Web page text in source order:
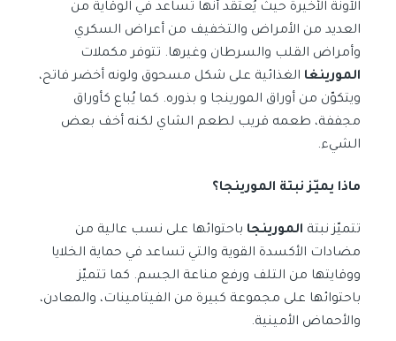
الآونة الأخيرة حيث يُعتَقَد أنها تساعد في الوقاية من
العديد من الأمراض والتخفيف من أعراض السكري
وأمراض القلب والسرطان وغيرها. تتوفر مكملات
المورينغا الغذائية على شكل مسحوق ولونه أخضر فاتح،
ويتكوّن من أوراق المورينجا و بذوره. كما يُباع كأوراق
مجففة، طعمه قريب لطعم الشاي لكنه أخف بعض
الشيء.
ماذا يميّز نبتة المورينجا؟
تتميّز نبتة المورينجا باحتوائها على نسب عالية من
مضادات الأكسدة القوية والتي تساعد في حماية الخلايا
ووقايتها من التلف ورفع مناعة الجسم. كما تتميّز
باحتوائها على مجموعة كبيرة من الفيتامينات، والمعادن،
والأحماض الأمينية.